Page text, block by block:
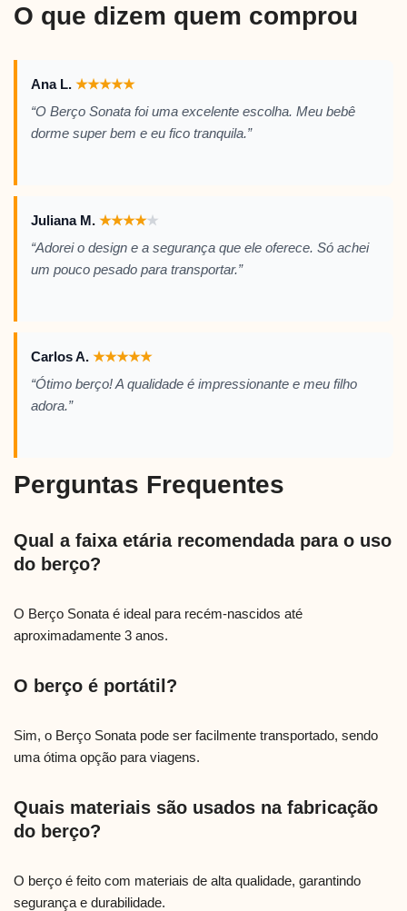
O que dizem quem comprou
Ana L. ★★★★★
“O Berço Sonata foi uma excelente escolha. Meu bebê
dorme super bem e eu fico tranquila.”
Juliana M. ★★★★★
“Adorei o design e a segurança que ele oferece. Só achei
um pouco pesado para transportar.”
Carlos A. ★★★★★
“Ótimo berço! A qualidade é impressionante e meu filho
adora.”
Perguntas Frequentes
Qual a faixa etária recomendada para o uso
do berço?
O Berço Sonata é ideal para recém-nascidos até
aproximadamente 3 anos.
O berço é portátil?
Sim, o Berço Sonata pode ser facilmente transportado, sendo
uma ótima opção para viagens.
Quais materiais são usados na fabricação
do berço?
O berço é feito com materiais de alta qualidade, garantindo
segurança e durabilidade.